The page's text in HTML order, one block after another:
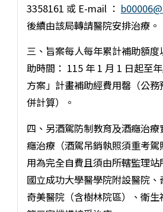
3358161 或 E-mail ：
後續由該局轉請醫院安排治療。
三、旨案每人每年累計補助額
助時間： 115 年 1 月 1 日起至
方案」計畫補助經費用罄（公
併計算）。
四、另酒駕防制教育及酒癮治
癮治療（酒駕吊銷執照須重考
用為完全自費且須由所轄監理
國立成功大學醫學院附設醫院
奇美醫院（含樹林院區）、衛